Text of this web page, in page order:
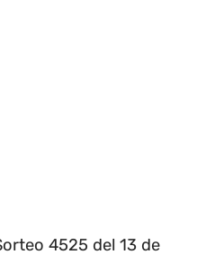
4525 del 13 de